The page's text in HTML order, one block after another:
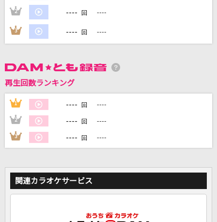
DAMの新曲・ランキングなど
DAMに会員登録・ログインして
カラオケをもっと楽しもう！
自宅でカラオケ歌い放題！
家族や友達と一緒に！練習にも！
2 ---- 回 ----
3 ---- 回 ----
再生回数ランキング
1 ---- 回 ----
2 ---- 回 ----
3 ---- 回 ----
関連カラオケサービス